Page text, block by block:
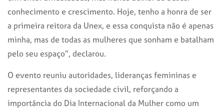
conhecimento e crescimento. Hoje, tenho a honra de ser
a primeira reitora da Unex, e essa conquista não é apenas
minha, mas de todas as mulheres que sonham e batalham
pelo seu espaço”, declarou.
O evento reuniu autoridades, lideranças femininas e
representantes da sociedade civil, reforçando a
importância do Dia Internacional da Mulher como um